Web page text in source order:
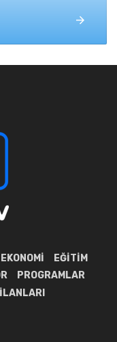
EKONOMI
EĞITIM
PROGRAMLAR